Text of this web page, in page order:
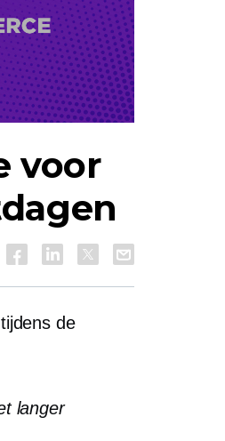
voor
de
langer